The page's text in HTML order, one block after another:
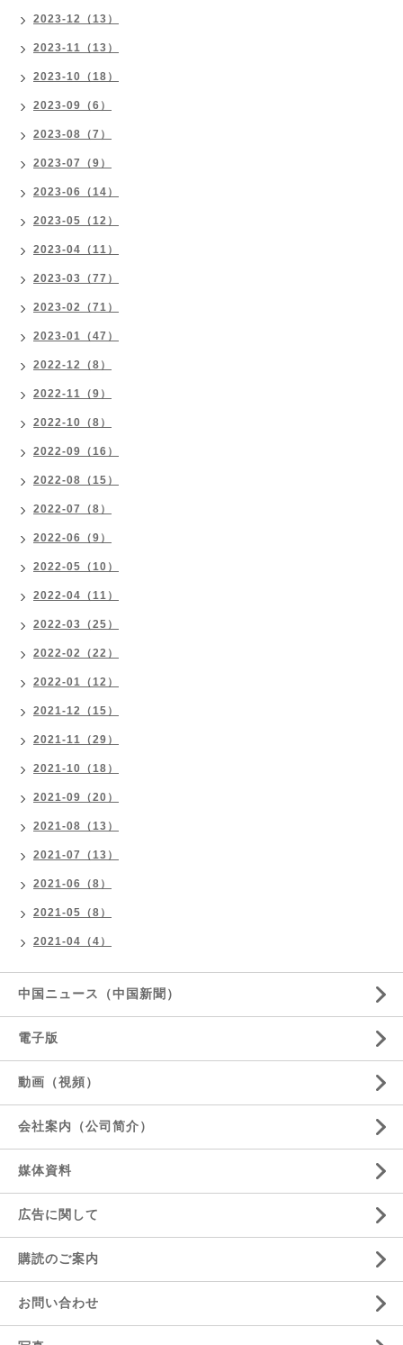
2023-12（13）
2023-11（13）
2023-10（18）
2023-09（6）
2023-08（7）
2023-07（9）
2023-06（14）
2023-05（12）
2023-04（11）
2023-03（77）
2023-02（71）
2023-01（47）
2022-12（8）
2022-11（9）
2022-10（8）
2022-09（16）
2022-08（15）
2022-07（8）
2022-06（9）
2022-05（10）
2022-04（11）
2022-03（25）
2022-02（22）
2022-01（12）
2021-12（15）
2021-11（29）
2021-10（18）
2021-09（20）
2021-08（13）
2021-07（13）
2021-06（8）
2021-05（8）
2021-04（4）
中国ニュース（中国新聞）
電子版
動画（視頻）
会社案内（公司简介）
媒体資料
広告に関して
購読のご案内
お問い合わせ